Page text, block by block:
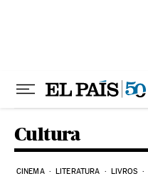
Cultura
CINEMA LITERATURA LIVROS